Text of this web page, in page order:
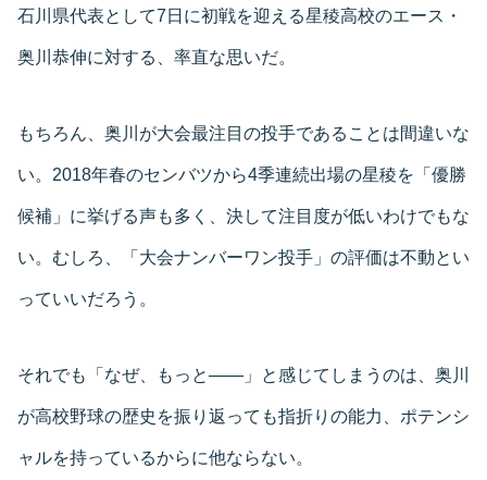
石川県代表として7日に初戦を迎える星稜高校のエース・
奥川恭伸に対する、率直な思いだ。
もちろん、奥川が大会最注目の投手であることは間違いな
い。2018年春のセンバツから4季連続出場の星稜を「優勝
候補」に挙げる声も多く、決して注目度が低いわけでもな
い。むしろ、「大会ナンバーワン投手」の評価は不動とい
っていいだろう。
それでも「なぜ、もっと――」と感じてしまうのは、奥川
が高校野球の歴史を振り返っても指折りの能力、ポテンシ
ャルを持っているからに他ならない。